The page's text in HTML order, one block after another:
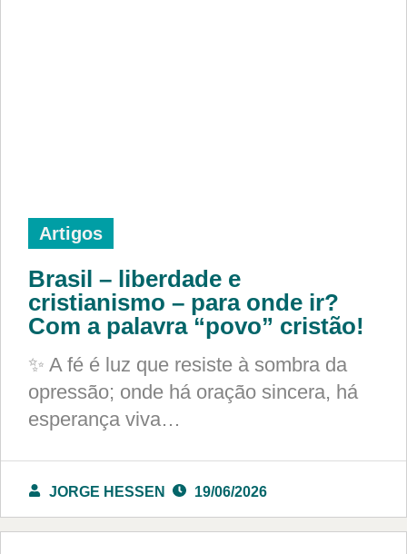
Artigos
Brasil – liberdade e
cristianismo – para onde ir?
Com a palavra “povo” cristão!
✨ A fé é luz que resiste à sombra da
opressão; onde há oração sincera, há
esperança viva…
JORGE HESSEN 19/06/2026